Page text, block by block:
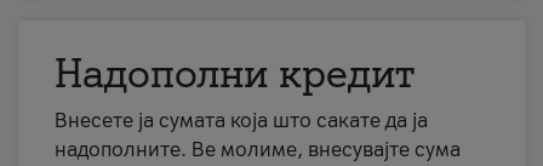
Надополни кредит
Внесете ја сумата која што сакате да ја
надополните. Ве молиме, внесувајте сума